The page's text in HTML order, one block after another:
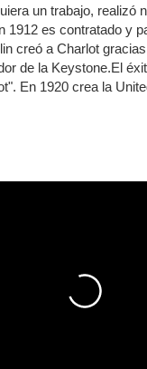
un trabajo, realizó
1912 es contratado y
creó a Charlot
de la Keystone.El
En 1920 crea la